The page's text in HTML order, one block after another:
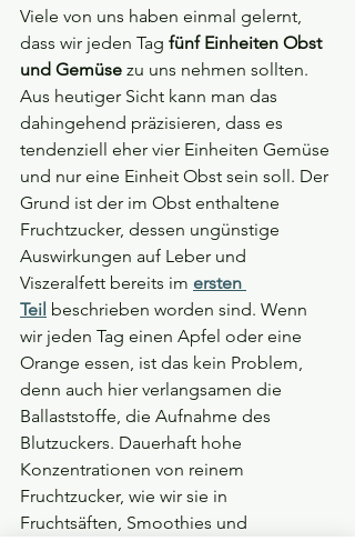
Viele von uns haben einmal gelernt,
dass wir jeden Tag fünf Einheiten Obst
und Gemüse zu uns nehmen sollten.
Aus heutiger Sicht kann man das
dahingehend präzisieren, dass es
tendenziell eher vier Einheiten Gemüse
und nur eine Einheit Obst sein soll. Der
Grund ist der im Obst enthaltene
Fruchtzucker, dessen ungünstige
Auswirkungen auf Leber und
Viszeralfett bereits im ersten
Teil beschrieben worden sind. Wenn
wir jeden Tag einen Apfel oder eine
Orange essen, ist das kein Problem,
denn auch hier verlangsamen die
Ballaststoffe, die Aufnahme des
Blutzuckers. Dauerhaft hohe
Konzentrationen von reinem
Fruchtzucker, wie wir sie in
Fruchtsäften, Smoothies und